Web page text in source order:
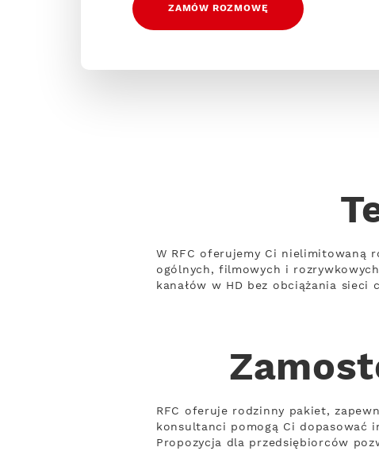
ZAMÓW ROZMOWĘ
W RFC oferujemy Ci nielimitowaną
ogólnych, filmowych i
kanałów w HD bez obciążania sieci
RFC oferuje rodzinny pakiet,
konsultanci pomogą Ci dopasować
Propozycja dla przedsiębiorców